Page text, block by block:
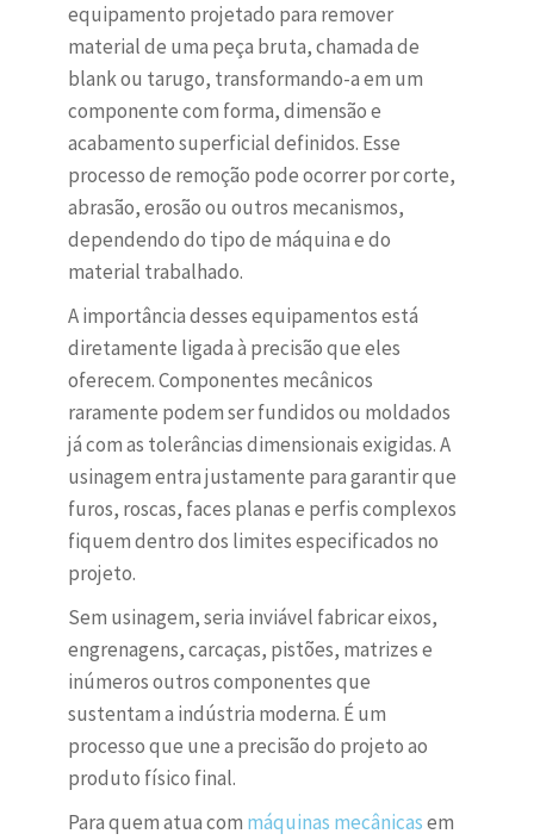
equipamento projetado para remover
material de uma peça bruta, chamada de
blank ou tarugo, transformando-a em um
componente com forma, dimensão e
acabamento superficial definidos. Esse
processo de remoção pode ocorrer por corte,
abrasão, erosão ou outros mecanismos,
dependendo do tipo de máquina e do
material trabalhado.
A importância desses equipamentos está
diretamente ligada à precisão que eles
oferecem. Componentes mecânicos
raramente podem ser fundidos ou moldados
já com as tolerâncias dimensionais exigidas. A
usinagem entra justamente para garantir que
furos, roscas, faces planas e perfis complexos
fiquem dentro dos limites especificados no
projeto.
Sem usinagem, seria inviável fabricar eixos,
engrenagens, carcaças, pistões, matrizes e
inúmeros outros componentes que
sustentam a indústria moderna. É um
processo que une a precisão do projeto ao
produto físico final.
Para quem atua com máquinas mecânicasem